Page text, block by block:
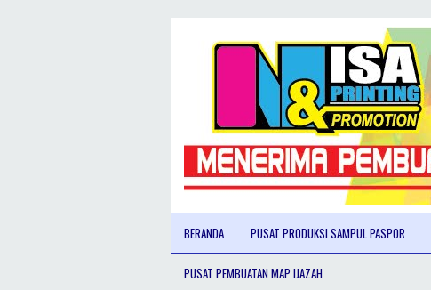
BERANDA PUSAT PRODUKSI SAMPUL PASPOR
PUSAT PEMBUATAN MAP IJAZAH